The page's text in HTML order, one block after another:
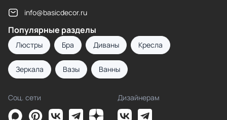
info@basicdecor.ru
Популярные разделы
Люстры Бра Диваны Кресла
Зеркала Вазы Ванны
Соц. сети Дизайнерам